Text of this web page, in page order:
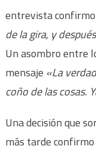
entrevista confirmo
de la gira, y
Un asombro entre
mensaje «La
coño de las cosas.
Una decisión que
más tarde